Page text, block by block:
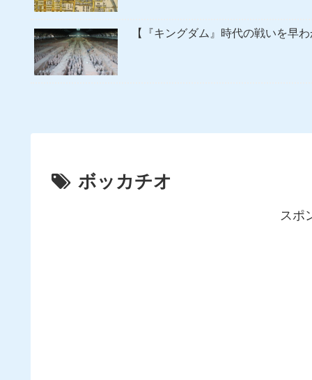
【『キングダム』時代の戦いを早
ボッカチオ
スポ